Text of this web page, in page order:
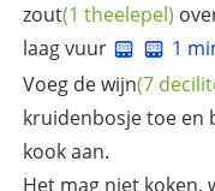
zout(1 theelepel)
laag vuur
1
Voeg dewijn(7
kruidenbosje toe en
kook aan.
Het mag niet koken,